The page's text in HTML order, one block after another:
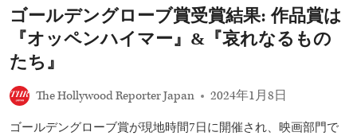
会
最
品
選
ゴールデングローブ賞受賞結果: 作品賞は
『オッペンハイマー』&『哀れなるもの
たち』
The Hollywood Reporter Japan 2024年1月8日
ゴールデングローブ賞が現地時間7日に開催され、映画部門で